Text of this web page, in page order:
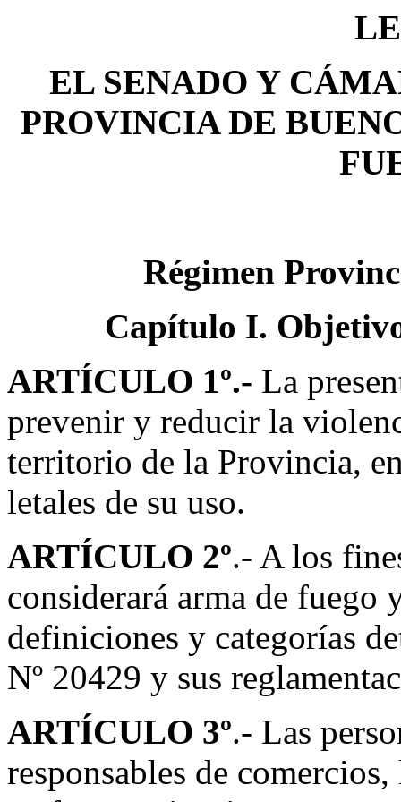
EL SENADO Y
PROVINCIA DE
Régimen
Capítulo I.
ARTÍCULO 1º.- La
prevenir y reducir la
territorio de la Provincia,
letales de su uso.
ARTÍCULO 2º.- A los
considerará arma de fuego
definiciones y categorías
Nº 20429 y sus
ARTÍCULO 3º.- Las
responsables de